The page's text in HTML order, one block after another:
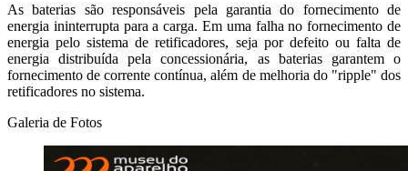
As baterias são responsáveis pela garantia do fornecimento de
energia ininterrupta para a carga. Em uma falha no fornecimento de
energia pelo sistema de retificadores, seja por defeito ou falta de
energia distribuída pela concessionária, as baterias garantem o
fornecimento de corrente contínua, além de melhoria do "ripple" dos
retificadores no sistema.
Galeria de Fotos